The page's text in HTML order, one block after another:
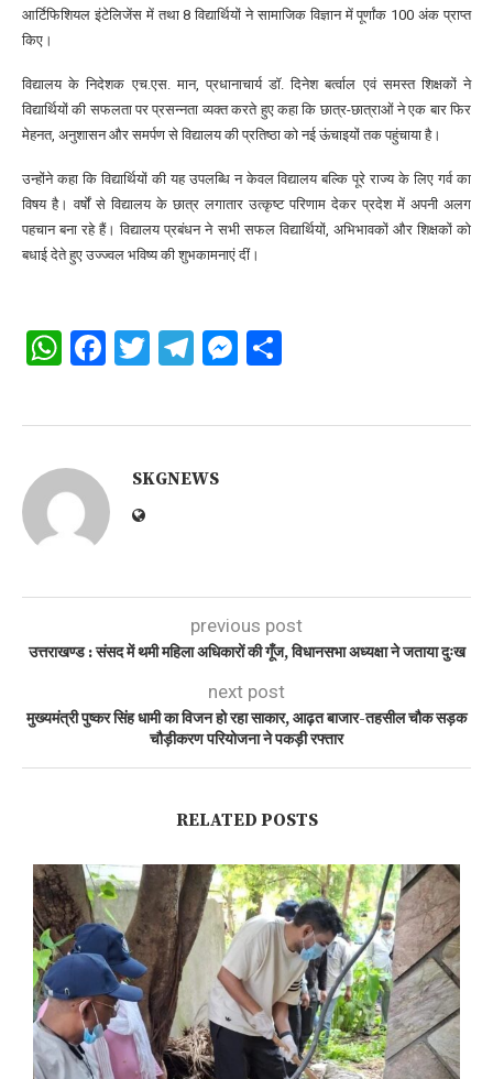
आर्टिफिशियल इंटेलिजेंस में तथा 8 विद्यार्थियों ने सामाजिक विज्ञान में पूर्णांक 100 अंक प्राप्त
किए।
विद्यालय के निदेशक एच.एस. मान, प्रधानाचार्य डॉ. दिनेश बर्त्वाल एवं समस्त शिक्षकों ने
विद्यार्थियों की सफलता पर प्रसन्नता व्यक्त करते हुए कहा कि छात्र-छात्राओं ने एक बार फिर
मेहनत, अनुशासन और समर्पण से विद्यालय की प्रतिष्ठा को नई ऊंचाइयों तक पहुंचाया है।
उन्होंने कहा कि विद्यार्थियों की यह उपलब्धि न केवल विद्यालय बल्कि पूरे राज्य के लिए गर्व का
विषय है। वर्षों से विद्यालय के छात्र लगातार उत्कृष्ट परिणाम देकर प्रदेश में अपनी अलग
पहचान बना रहे हैं। विद्यालय प्रबंधन ने सभी सफल विद्यार्थियों, अभिभावकों और शिक्षकों को
बधाई देते हुए उज्ज्वल भविष्य की शुभकामनाएं दीं।
WhatsApp
Facebook
Twitter
Telegram
Messenger
SKGNEWS
previous post
उत्तराखण्ड : संसद में थमी महिला अधिकारों की गूँज, विधानसभा अध्यक्षा ने जताया दुःख
next post
मुख्यमंत्री पुष्कर सिंह धामी का विजन हो रहा साकार, आढ़त बाजार-तहसील चौक सड़क
चौड़ीकरण परियोजना ने पकड़ी रफ्तार
RELATED POSTS